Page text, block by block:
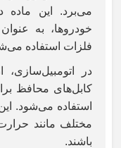
می‌برد. این ماده
خودروها، به
فلزات استفاده
در
کابل‌های محافظ
استفاده می‌شود.
مختلف مانند
باشند.